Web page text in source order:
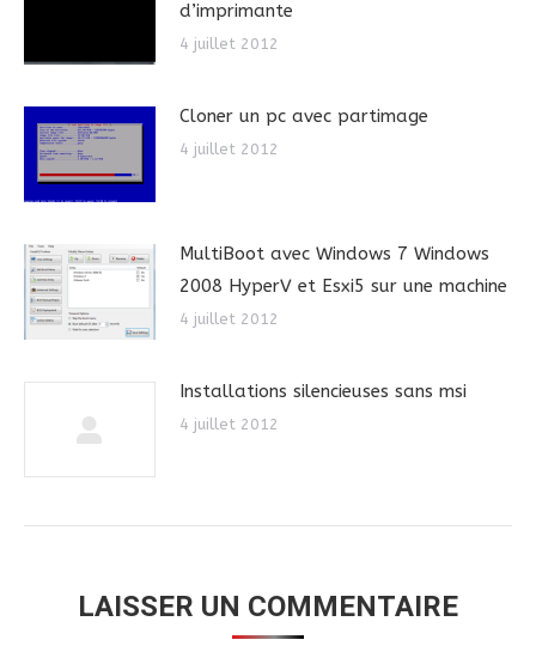
d’imprimante
4 juillet 2012
Cloner un pc avec partimage
4 juillet 2012
MultiBoot avec Windows 7 Windows
2008 HyperV et Esxi5 sur une machine
4 juillet 2012
Installations silencieuses sans msi
4 juillet 2012
LAISSER UN COMMENTAIRE